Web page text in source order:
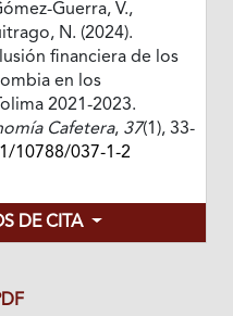
Guerra, V.,
N. (2024).
financiera de los
en los
2021-2023.
Cafetera, 37(1), 33-
10788/037-1-2
DE CITA